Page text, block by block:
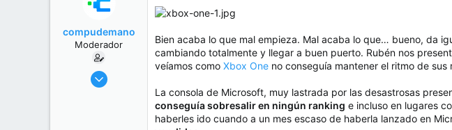
rcompudemano
Moderador
26 Jul 2013
Bien acaba lo que mal empieza. Mal acaba lo que… bueno, da
cambiando totalmente y llegar a buen puerto. Rubén nos
veíamos como Xbox One no conseguía mantener el ritmo de sus
La consola de Microsoft, muy lastrada por las desastrosas
conseguía sobresalir en ningún ranking e incluso en lugares
haberles ido cuando a un mes escaso de haberla lanzado en